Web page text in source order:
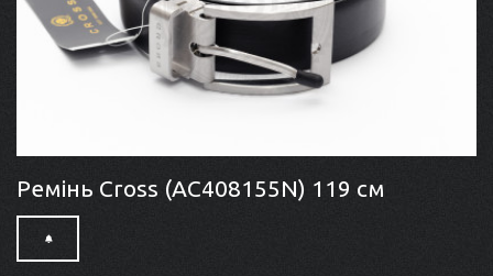
Ремінь Cross (AC408155N) 119 см